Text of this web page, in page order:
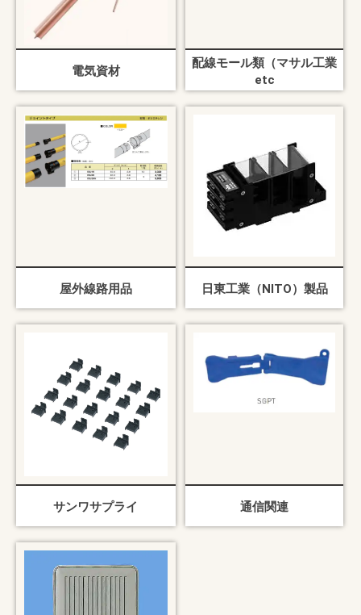
電気資材
配線モール類（マサル工業
etc
屋外線路用品 日東工業（NITO）製品
サンワサプライ 通信関連